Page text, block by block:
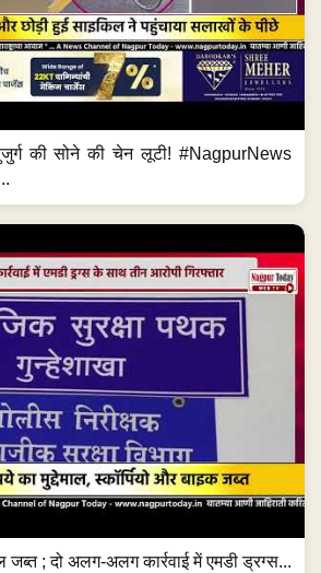
की सोने की चेन लूटी! #NagpurNews
जब्त ; दो अलग-अलग कार्रवाई में एमडी ड्रग्स...